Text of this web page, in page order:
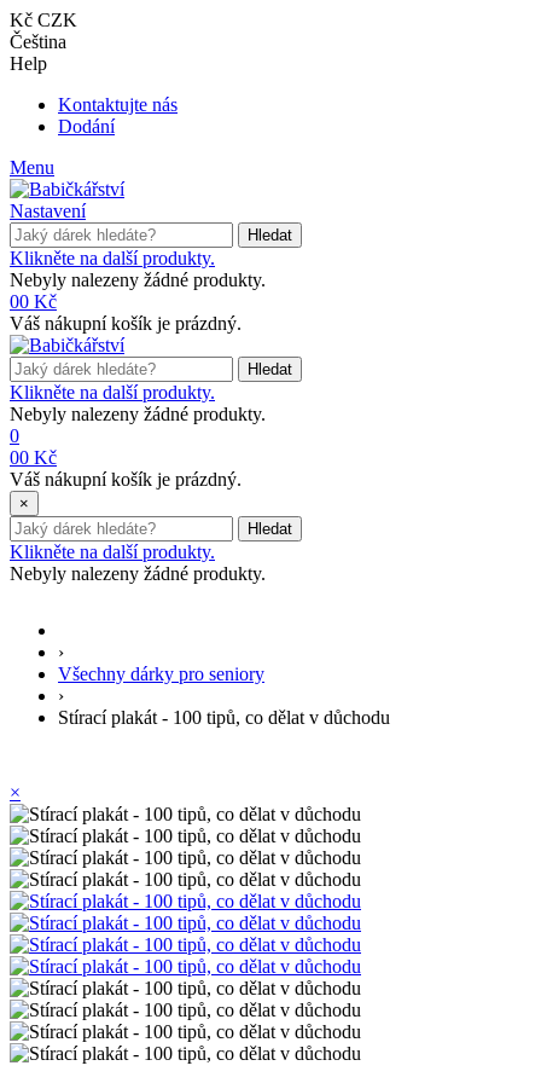
Kč CZK
Čeština
Help
Kontaktujte nás
Dodání
Menu
Nastavení
Hledat
Klikněte na další produkty.
Nebyly nalezeny žádné produkty.
00 Kč
Váš nákupní košík je prázdný.
Hledat
Klikněte na další produkty.
Nebyly nalezeny žádné produkty.
0
00 Kč
Váš nákupní košík je prázdný.
×
Hledat
Klikněte na další produkty.
Nebyly nalezeny žádné produkty.
›
Všechny dárky pro seniory
›
Stírací plakát - 100 tipů, co dělat v důchodu
×